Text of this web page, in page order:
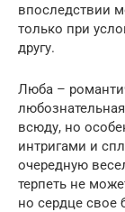
впоследствии
только при
другу.
Люба –
всюду, но
интригами и
очередную
терпеть не
но сердце свое